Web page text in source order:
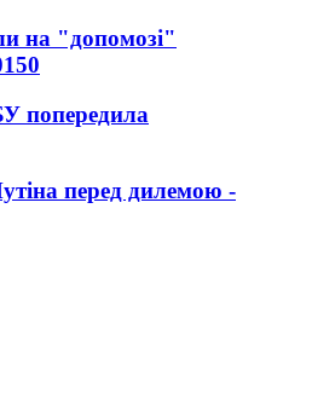
на "допомозі"
попередила
перед дилемою -